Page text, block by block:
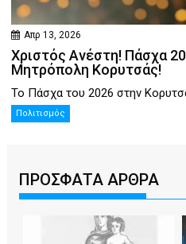
Απρ 13, 2026
Χριστός Ανέστη! Πάσχα
Μητρόπολη Κορυτσάς!
Το Πάσχα του 2026 στην
Πολιτισμός
ΠΡΟΣΦΑΤΑ ΑΡΘΡΑ